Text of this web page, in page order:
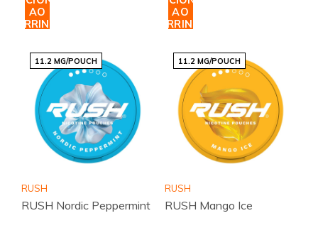
AO
CARRINHO
AO
CARRINHO
11.2 MG/POUCH
RUSH
RUSH Nordic Peppermint
11.2 MG/POUCH
RUSH
RUSH Mango Ice